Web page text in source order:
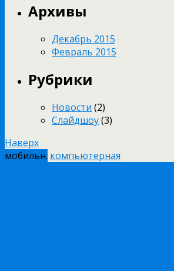
Архивы
Декабрь 2015
Февраль 2015
Рубрики
Новости (2)
Слайдшоу(3)
Наверх
мобильн. компьютерная